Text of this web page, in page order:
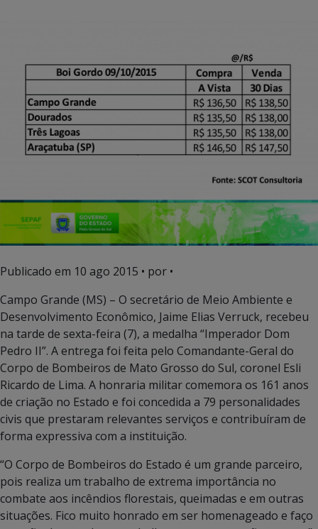
Publicado em 10 ago 2015 • por •
Campo Grande (MS) – O secretário de Meio Ambiente e
Desenvolvimento Econômico, Jaime Elias Verruck, recebeu
na tarde de sexta-feira (7), a medalha “Imperador Dom
Pedro II”. A entrega foi feita pelo Comandante-Geral do
Corpo de Bombeiros de Mato Grosso do Sul, coronel Esli
Ricardo de Lima. A honraria militar comemora os 161 anos
de criação no Estado e foi concedida a 79 personalidades
civis que prestaram relevantes serviços e contribuíram de
forma expressiva com a instituição.
“O Corpo de Bombeiros do Estado é um grande parceiro,
pois realiza um trabalho de extrema importância no
combate aos incêndios florestais, queimadas e em outras
situações. Fico muito honrado em ser homenageado e faço